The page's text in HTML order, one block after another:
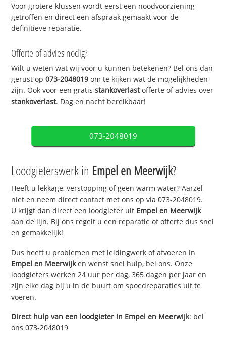
Voor grotere klussen wordt eerst een noodvoorziening
getroffen en direct een afspraak gemaakt voor de
definitieve reparatie.
Offerte of advies nodig?
Wilt u weten wat wij voor u kunnen betekenen? Bel ons dan
gerust op073-2048019 om te kijken wat de mogelijkheden
zijn. Ook voor een gratisstankoverlastofferte of advies over
stankoverlast. Dag en nacht bereikbaar!
073-2048019
Loodgieterswerk in Empel en Meerwijk?
Heeft u lekkage, verstopping of geen warm water? Aarzel
niet en neem direct contact met ons op via 073-2048019.
U krijgt dan direct een loodgieter uit Empel en Meerwijk
aan de lijn. Bij ons regelt u een reparatie of offerte dus snel
en gemakkelijk!
Dus heeft u problemen met leidingwerk of afvoeren in
Empel en Meerwijken wenst snel hulp, bel ons. Onze
loodgieters werken 24 uur per dag, 365 dagen per jaar en
zijn elke dag bij u in de buurt om spoedreparaties uit te
voeren.
Direct hulp van een loodgieter in Empel en Meerwijk: bel
ons 073-2048019